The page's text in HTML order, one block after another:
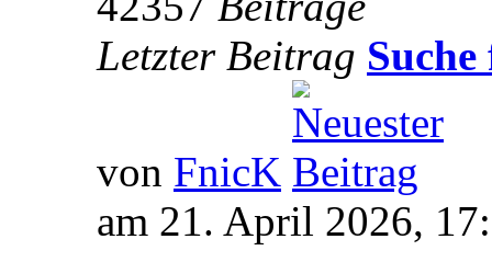
Letzter Beitrag
von FnicK
am 21. April 2026,